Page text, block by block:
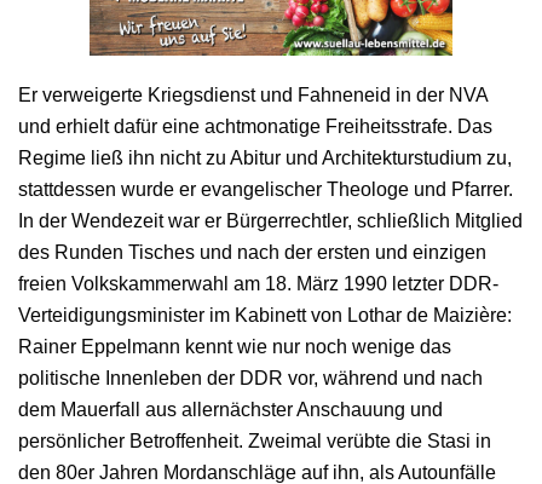
Er verweigerte Kriegsdienst und Fahneneid in der NVA
und erhielt dafür eine achtmonatige Freiheitsstrafe. Das
Regime ließ ihn nicht zu Abitur und Architekturstudium zu,
stattdessen wurde er evangelischer Theologe und Pfarrer.
In der Wendezeit war er Bürgerrechtler, schließlich Mitglied
des Runden Tisches und nach der ersten und einzigen
freien Volkskammerwahl am 18. März 1990 letzter DDR-
Verteidigungsminister im Kabinett von Lothar de Maizière:
Rainer Eppelmann kennt wie nur noch wenige das
politische Innenleben der DDR vor, während und nach
dem Mauerfall aus allernächster Anschauung und
persönlicher Betroffenheit. Zweimal verübte die Stasi in
den 80er Jahren Mordanschläge auf ihn, als Autounfälle